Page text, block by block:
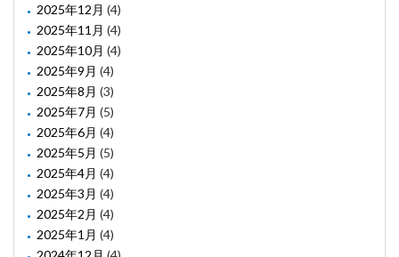
2025年12月 (4)
2025年11月 (4)
2025年10月 (4)
2025年9月 (4)
2025年8月 (3)
2025年7月 (5)
2025年6月 (4)
2025年5月 (5)
2025年4月 (4)
2025年3月 (4)
2025年2月 (4)
2025年1月 (4)